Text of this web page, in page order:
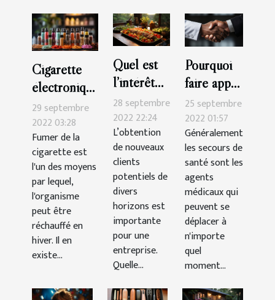
Cigarette
électronique
:Que faut-il
savoir ?
29 septembre
2022 03:28
Fumer de la
cigarette est
l'un des moyens
par lequel,
l'organisme
peut être
réchauffé en
hiver. Il en
existe...
Quel est
l’intérêt
d’un blog
de cuisine
?
28 septembre
2022 22:24
L’obtention
de nouveaux
clients
potentiels de
divers
horizons est
importante
pour une
entreprise.
Quelle...
Pourquoi
faire appel
à un
secours de
santé ?
25 septembre
2022 01:57
Généralement
les secours de
santé sont les
agents
médicaux qui
peuvent se
déplacer à
n'importe
quel
moment...